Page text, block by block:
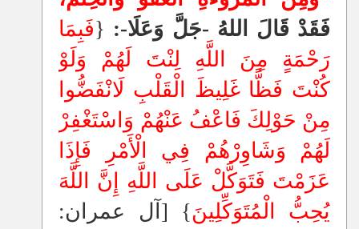
فَقَدْ قَالَ اللهُ -جَلَّ وَعَلَا-: {فَبِمَا
رَحْمَةٍ مِنَ اللَّهِ لِنْتَ لَهُمْ وَلَوْ
كُنْتَ فَظًّا غَلِيظَ الْقَلْبِ لَانْفَضُّوا
مِنْ حَوْلِكَ فَاعْفُ عَنْهُمْ وَاسْتَغْفِرْ
لَهُمْ وَشَاوِرْهُمْ فِي الْأَمْرِ فَإِذَا
عَزَمْتَ فَتَوَكَّلْ عَلَى اللَّهِ إِنَّ اللَّهَ
يُحِبُّ الْمُتَوَكِّلِينَ} [آل عمران: